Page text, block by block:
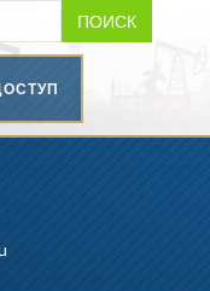
ПОИСК